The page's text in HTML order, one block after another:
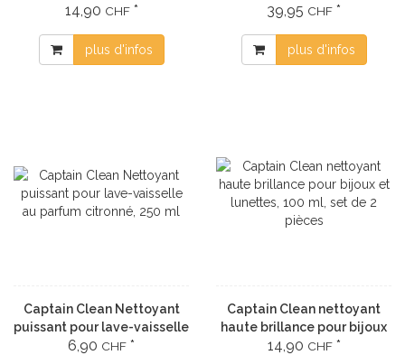
14,90 CHF*
plus d'infos
39,95 CHF *
plus d'infos
Captain Clean Nettoyant
puissant pour lave-vaisselle
au parfum citronné, 250 ml
6,90 CHF *
Captain Clean nettoyant
haute brillance pour bijoux
et lunettes, 100 ml, set de 2
14,90 CHF*